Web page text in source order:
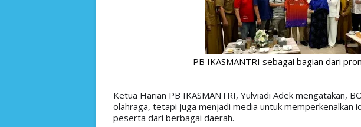
PB IKASMANTRI sebagai bagian dari
Ketua Harian PB IKASMANTRI, Yulviadi Adek mengatakan,
olahraga, tetapi juga menjadi media untuk memperkenalkan
peserta dari berbagai daerah.